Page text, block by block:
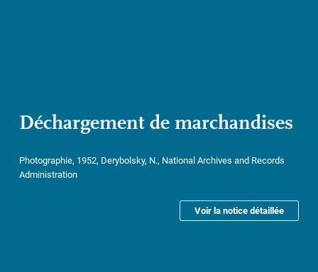
Déchargement de marchandises
Photographie, 1952, Derybolsky, N., National Archives and Records
Administration
Voir la notice détaillée